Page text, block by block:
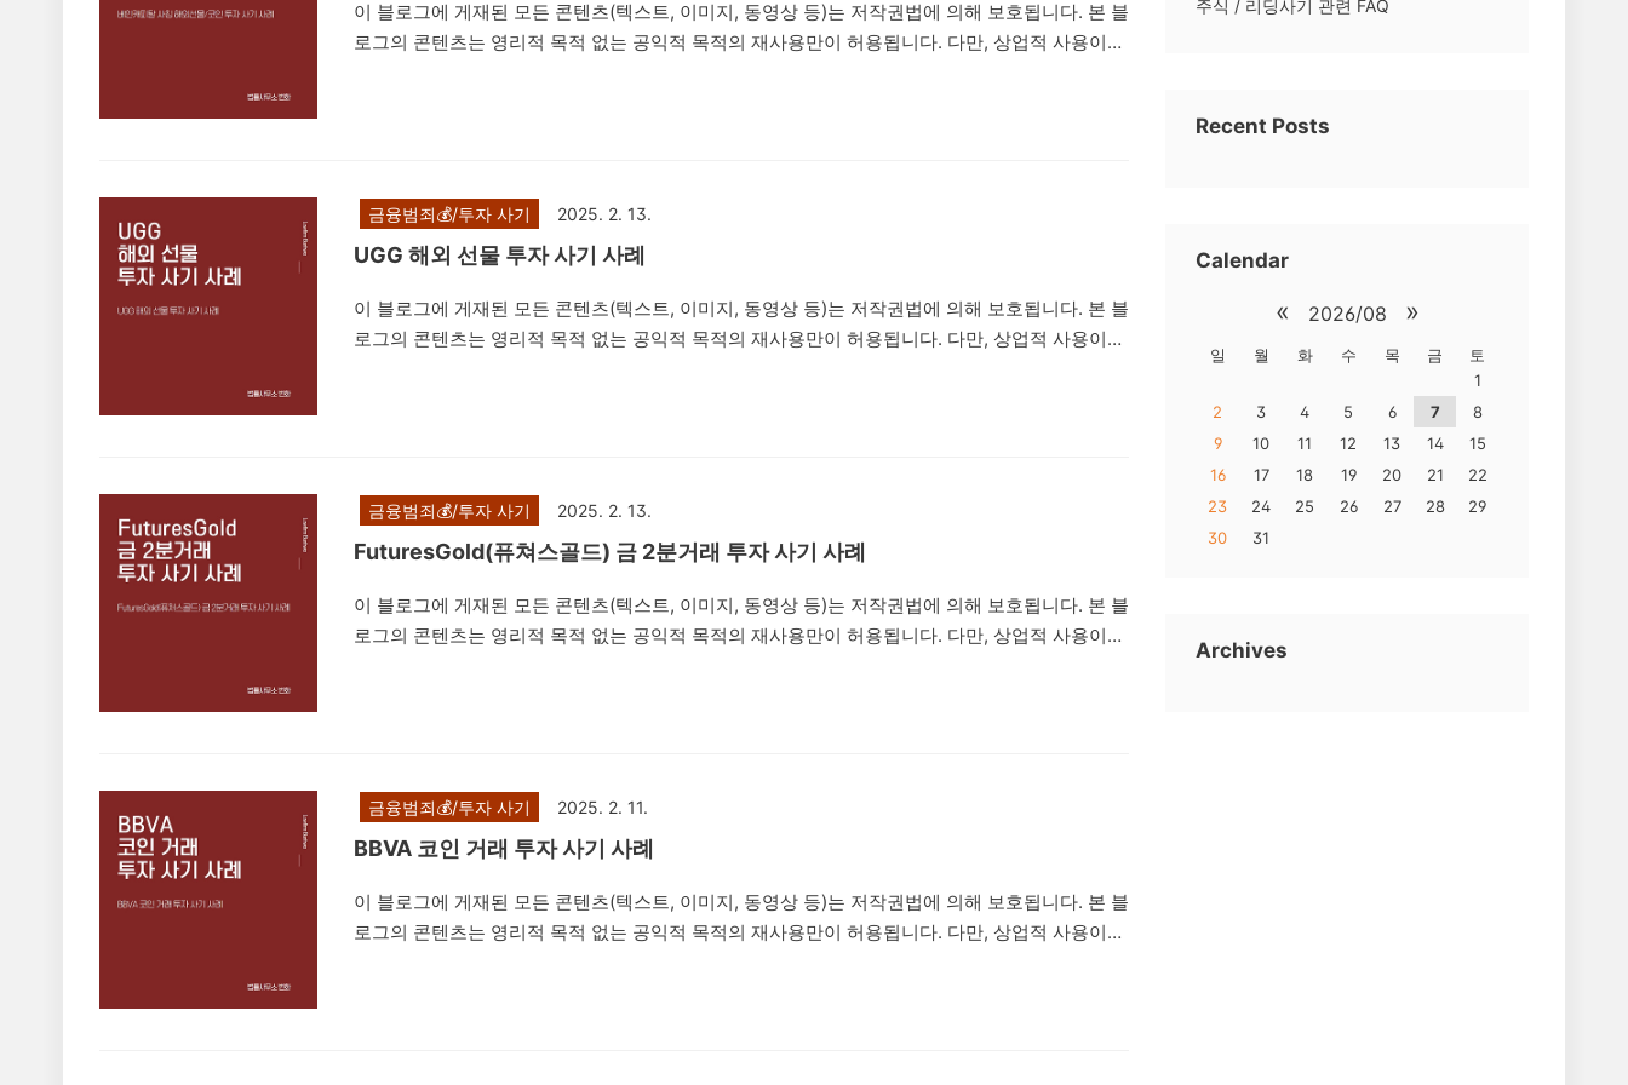
주식 / 리딩사기 관련 FAQ
Recent Posts
Calendar
« 2026/08 »
일 월 화 수 목 금
토
1
2
3 4 5 6 7
8
9
10 11 12 13 14
15
16
17 18 19 20 21
22
23
24 25 26 27 28
29
30
31
Archives
이 블로그에 게재된 모든 콘텐츠(텍스트, 이미지, 동영상 등)는 저작권법에 의해 보호됩니다. 본 블
로그의 콘텐츠는 영리적 목적 없는 공익적 목적의 재사용만이 허용됩니다. 다만, 상업적 사용이
해외 선물 등으로 고수익을 얻을 수 있다며 피해자들에게 접근한 뒤 피해자들을 속여 투자자들로
부터 투자를 유도하는 내용..
금융범죄💰/투자 사기 2025. 2. 13.
UGG 해외 선물 투자 사기 사례
이 블로그에 게재된 모든 콘텐츠(텍스트, 이미지, 동영상 등)는 저작권법에 의해 보호됩니다. 본 블
로그의 콘텐츠는 영리적 목적 없는 공익적 목적의 재사용만이 허용됩니다. 다만, 상업적 사용이
들에게 접근한 뒤 피해자들을 속여 투자자들로부터 투자를 유도하는 내용의 리딩방 투자사기 사
례를 설명드리려고 합니다. 제3..
금융범죄💰/투자 사기 2025. 2. 13.
FuturesGold(퓨쳐스골드) 금 2분거래 투자 사기 사례
이 블로그에 게재된 모든 콘텐츠(텍스트, 이미지, 동영상 등)는 저작권법에 의해 보호됩니다. 본 블
로그의 콘텐츠는 영리적 목적 없는 공익적 목적의 재사용만이 허용됩니다. 다만, 상업적 사용이
자들을 속여 투자자들로부터 투자를 유도하는 내용의 리딩방 투자사기 사례를 설명드리려고 합니
다. 제347조(사기) ①사람을 기망하여 재물의 교부를 받..
금융범죄💰/투자 사기 2025. 2. 11.
BBVA 코인 거래 투자 사기 사례
이 블로그에 게재된 모든 콘텐츠(텍스트, 이미지, 동영상 등)는 저작권법에 의해 보호됩니다. 본 블
로그의 콘텐츠는 영리적 목적 없는 공익적 목적의 재사용만이 허용됩니다. 다만, 상업적 사용이